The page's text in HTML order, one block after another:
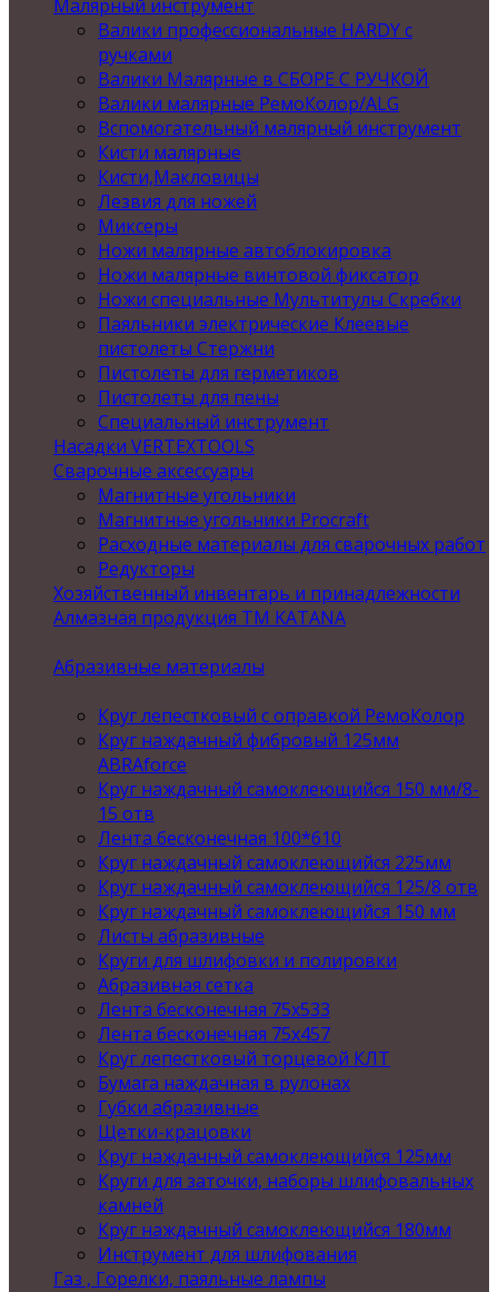
Малярный инструмент
Валики профессиональные HARDY с
ручками
Валики Малярные в СБОРЕ С РУЧКОЙ
Валики малярные РемоКолор/ALG
Вспомогательный малярный инструмент
Кисти малярные
Кисти,Макловицы
Лезвия для ножей
Миксеры
Ножи малярные автоблокировка
Ножи малярные винтовой фиксатор
Ножи специальные Мультитулы Скребки
Паяльники электрические Клеевые
пистолеты Стержни
Пистолеты для герметиков
Пистолеты для пены
Специальный инструмент
Насадки VERTEXTOOLS
Сварочные аксессуары
Магнитные угольники
Магнитные угольники Procraft
Расходные материалы для сварочных работ
Редукторы
Хозяйственный инвентарь и принадлежности
Алмазная продукция ТМ KATANA
Абразивные материалы
Круг лепестковый с оправкой РемоКолор
Круг наждачный фибровый 125мм
ABRAforce
Круг наждачный самоклеющийся 150 мм/8-
15 отв
Лента бесконечная 100*610
Круг наждачный самоклеющийся 225мм
Круг наждачный самоклеющийся 125/8 отв
Круг наждачный самоклеющийся 150 мм
Листы абразивные
Круги для шлифовки и полировки
Абразивная сетка
Лента бесконечная 75х533
Лента бесконечная 75х457
Круг лепестковый торцевой КЛТ
Бумага наждачная в рулонах
Губки абразивные
Щетки-крацовки
Круг наждачный самоклеющийся 125мм
Круги для заточки, наборы шлифовальных
камней
Круг наждачный самоклеющийся 180мм
Инструмент для шлифования
Газ , Горелки, паяльные лампы